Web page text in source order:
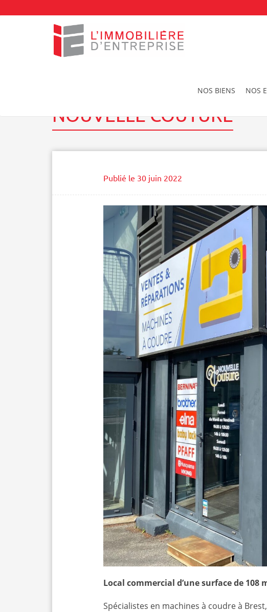
NOS BIENS NOS
NOUVELLE COUTURE
Publié le 30 juin 2022
Local commercial d’une surface de 108
Spécialistes en machines à coudre à